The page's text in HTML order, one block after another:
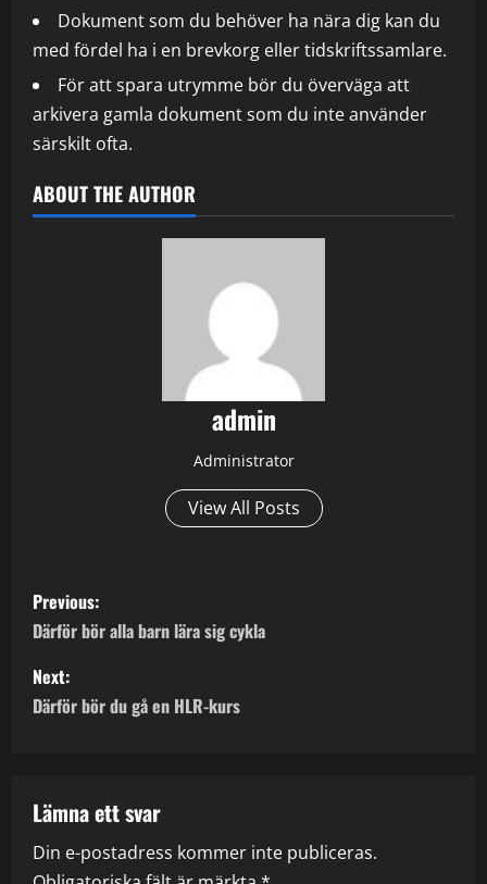
Dokument som du behöver ha nära dig kan du
med fördel ha i en brevkorg eller tidskriftssamlare.
För att spara utrymme bör du överväga att
arkivera gamla dokument som du inte använder
särskilt ofta.
ABOUT THE AUTHOR
admin
Administrator
View All Posts
P
o
s
t
a
v
Previous:
Därför bör alla barn lära sig cykla
Next:
Därför bör du gå en HLR-kurs
Lämna ett svar
Din e-postadress kommer inte publiceras.